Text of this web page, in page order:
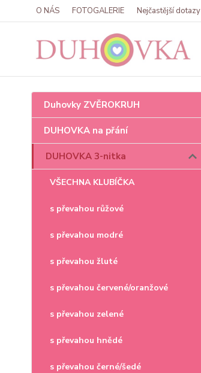
O NÁS FOTOGALERIE Nejčastější dotazy
Duhovky ZVĚROKRUH
DUHOVKA na přání
DUHOVKA 3-nitka
VŠECHNA KLUBÍČKA
s převahou růžové
s převahou modré
s převahou žluté
s převahou červené/oranžové
s převahou zelené
s převahou hnědé
s převahou černé/šedé